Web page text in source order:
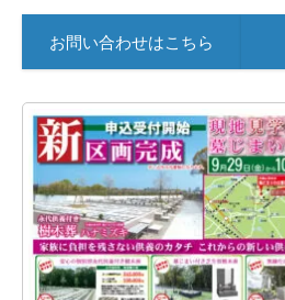
お問い合わせはこちら